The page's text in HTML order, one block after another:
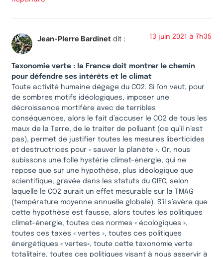
Jean-PIerre Bardinet dit : 13 juin 2021 à 7h35
Taxonomie verte : la France doit montrer le chemin
pour défendre ses intérêts et le climat
Toute activité humaine dégage du CO2. Si l’on veut, pour
de sombres motifs idéologiques, imposer une
décroissance mortifère avec de terribles
conséquences, alors le fait d’accuser le CO2 de tous les
maux de la Terre, de le traiter de polluant (ce qu’il n’est
pas), permet de justifier toutes les mesures liberticides
et destructrices pour « sauver la planète ». Or, nous
subissons une folle hystérie climat-énergie, qui ne
repose que sur une hypothèse, plus idéologique que
scientifique, gravée dans les statuts du GIEC, selon
laquelle le CO2 aurait un effet mesurable sur la TMAG
(température moyenne annuelle globale). S’il s’avère que
cette hypothèse est fausse, alors toutes les politiques
climat-énergie, toutes ces normes « écologiques »,
toutes ces taxes « vertes », toutes ces politiques
énergétiques « vertes», toute cette taxonomie verte
totalitaire, toutes ces politiques visant à nous asservir à